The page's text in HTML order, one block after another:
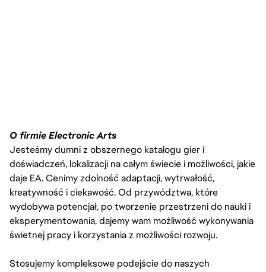
O firmie Electronic Arts
Jesteśmy dumni z obszernego katalogu gier i
doświadczeń, lokalizacji na całym świecie i możliwości, jakie
daje EA. Cenimy zdolność adaptacji, wytrwałość,
kreatywność i ciekawość. Od przywództwa, które
wydobywa potencjał, po tworzenie przestrzeni do nauki i
eksperymentowania, dajemy wam możliwość wykonywania
świetnej pracy i korzystania z możliwości rozwoju.
Stosujemy kompleksowe podejście do naszych